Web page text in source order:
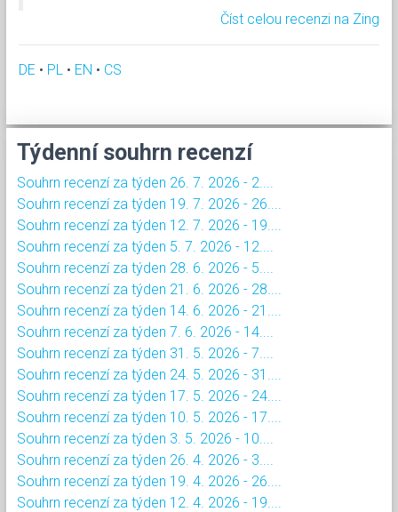
Číst celou recenzi na Zing
DE • PL • EN • CS
Týdenní souhrn recenzí
Souhrn recenzí za týden 26. 7. 2026 - 2....
Souhrn recenzí za týden 19. 7. 2026 - 26....
Souhrn recenzí za týden 12. 7. 2026 - 19....
Souhrn recenzí za týden 5. 7. 2026 - 12....
Souhrn recenzí za týden 28. 6. 2026 - 5....
Souhrn recenzí za týden 21. 6. 2026 - 28....
Souhrn recenzí za týden 14. 6. 2026 - 21....
Souhrn recenzí za týden 7. 6. 2026 - 14....
Souhrn recenzí za týden 31. 5. 2026 - 7....
Souhrn recenzí za týden 24. 5. 2026 - 31....
Souhrn recenzí za týden 17. 5. 2026 - 24....
Souhrn recenzí za týden 10. 5. 2026 - 17....
Souhrn recenzí za týden 3. 5. 2026 - 10....
Souhrn recenzí za týden 26. 4. 2026 - 3....
Souhrn recenzí za týden 19. 4. 2026 - 26....
Souhrn recenzí za týden 12. 4. 2026 - 19....